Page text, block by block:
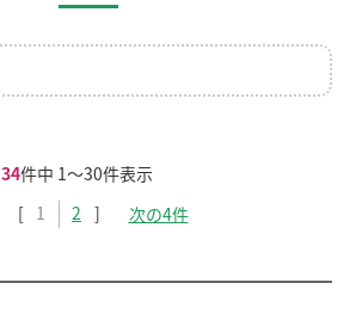
34件中 1〜30件表示
1
2 次の4件